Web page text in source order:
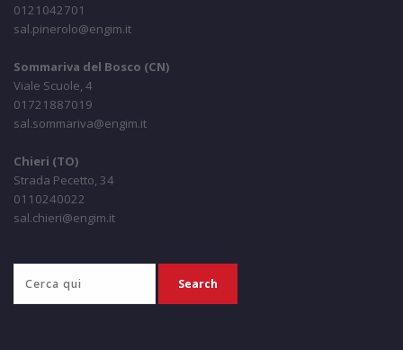
0121042701
sal.pinerolo@engim.it
Sommariva del Bosco (CN)
Viale Scuole, 4
01721887019
sal.sommariva@engim.it
Chieri (TO)
Strada Pecetto, 34
0110240022
sal.chieri@engim.it